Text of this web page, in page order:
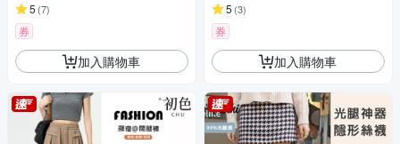
5 (7)
券
加入購物車
5 (3)
券
加入購物車